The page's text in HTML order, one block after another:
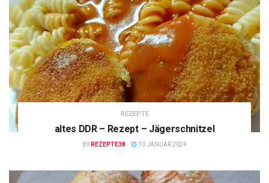
REZEPTE
altes DDR – Rezept – Jägerschnitzel
BY REZEPTE38 10 JANUAR 2024